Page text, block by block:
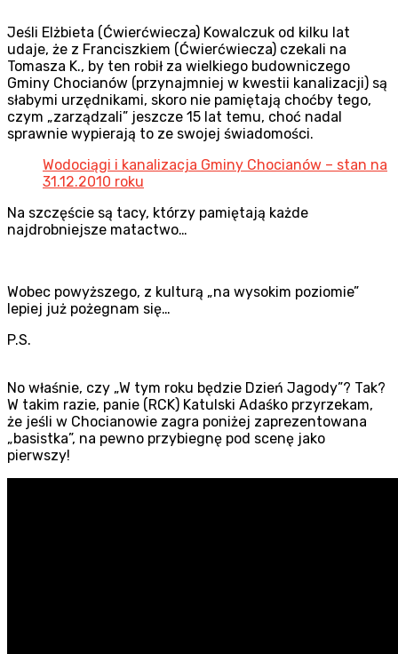
Jeśli Elżbieta (Ćwierćwiecza) Kowalczuk od kilku lat
udaje, że z Franciszkiem (Ćwierćwiecza) czekali na
Tomasza K., by ten robił za wielkiego budowniczego
Gminy Chocianów (przynajmniej w kwestii kanalizacji) są
słabymi urzędnikami, skoro nie pamiętają choćby tego,
czym „zarządzali” jeszcze 15 lat temu, choć nadal
sprawnie wypierają to ze swojej świadomości.
Wodociągi i kanalizacja Gminy Chocianów – stan na
31.12.2010 roku
Na szczęście są tacy, którzy pamiętają każde
najdrobniejsze matactwo…
Wobec powyższego, z kulturą „na wysokim poziomie”
lepiej już pożegnam się…
P.S.
No właśnie, czy „W tym roku będzie Dzień Jagody”? Tak?
W takim razie, panie (RCK) Katulski Adaśko przyrzekam,
że jeśli w Chocianowie zagra poniżej zaprezentowana
„basistka”, na pewno przybiegnę pod scenę jako
pierwszy!